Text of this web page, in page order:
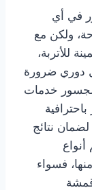
في أي
ولكن مع
للأتربة،
دوري ضرورة
خدمات
نتائج
فسواء